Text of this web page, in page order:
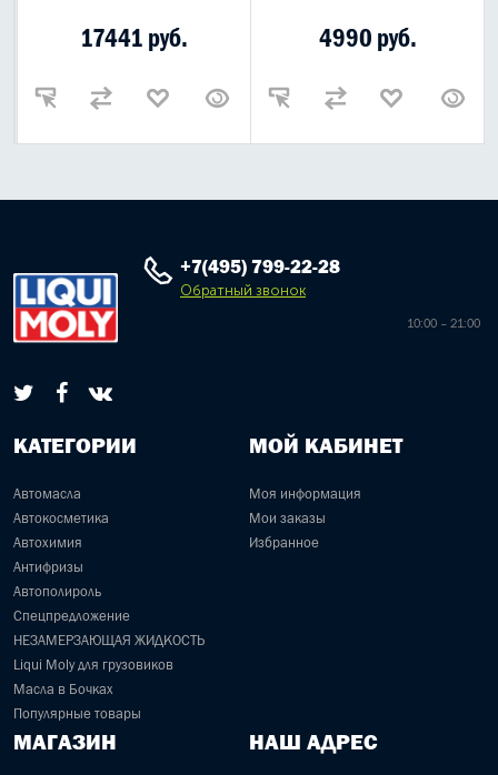
17441 руб. 4990 руб.
+7(495) 799-22-28
Обратный звонок
10:00 – 21:00
КАТЕГОРИИ
Автомасла
Автокосметика
Автохимия
Антифризы
Автополироль
Спецпредложение
НЕЗАМЕРЗАЮЩАЯ ЖИДКОСТЬ
Liqui Moly для грузовиков
Масла в Бочках
Популярные товары
МОЙ КАБИНЕТ
Моя информация
Мои заказы
Избранное
МАГАЗИН НАШ АДРЕС